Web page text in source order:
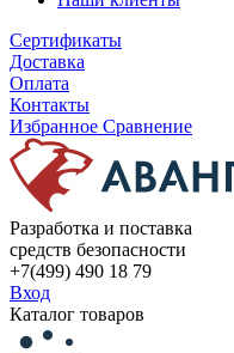
Сертификаты
Доставка
Оплата
Контакты
Избранное Сравнение
Разработка и поставка
средств безопасности
+7(499) 490 18 79
Вход
Каталог товаров